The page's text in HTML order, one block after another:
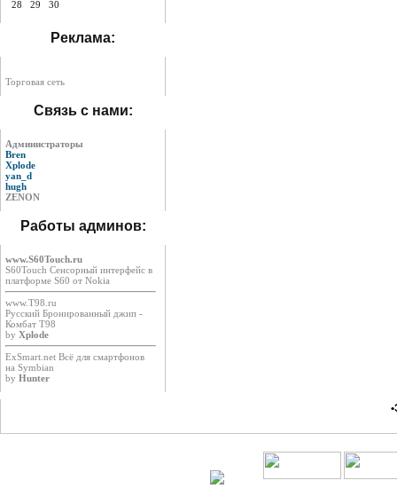
28
29 30
Реклама:
Торговая сеть
Связь с нами:
Администраторы
Bren
Xplode
yan_d
hugh
ZENON
Работы админов:
www.S60Touch.ru
S60Touch Сенсорный интерфейс в
платформе S60 от Nokia
www.T98.ru
Русский Бронированный джип -
Комбат Т98
by Xplode
ExSmart.net Всё для смартфонов
на Symbian
by Hunter